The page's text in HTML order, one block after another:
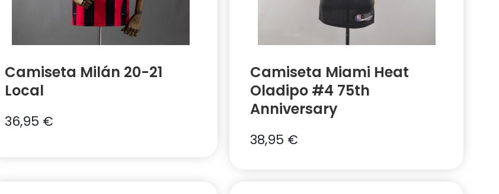
Camiseta Milán 20-21
Local
36,95 €
Camiseta Miami Heat
Oladipo #4 75th
Anniversary
38,95 €